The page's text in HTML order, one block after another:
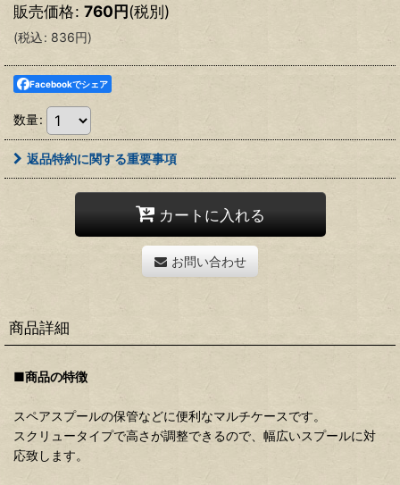
販売価格: 760円(税別)
(税込: 836円)
Facebookでシェア
数量:
返品特約に関する重要事項
カートに入れる
お問い合わせ
商品詳細
■商品の特徴
スペアスプールの保管などに便利なマルチケースです。
スクリュータイプで高さが調整できるので、幅広いスプールに対
応致します。